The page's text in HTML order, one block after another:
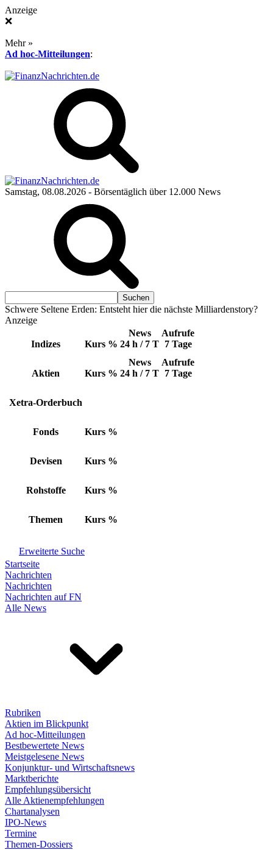
Anzeige
❌
Mehr »
Ad hoc-Mitteilungen:
Samstag, 08.08.2026 - Börsentäglich über 12.000 News
Schwere Seltene Erden: Entsteht hier die nächste Milliardenstory?
Anzeige
Indizes Kurs %
News
24 h / 7 T
Aufrufe
7 Tage
Aktien Kurs %
News
24 h / 7 T
Aufrufe
7 Tage
Xetra-Orderbuch
Fonds Kurs %
Devisen Kurs %
Rohstoffe Kurs %
Themen Kurs %
Erweiterte Suche
Startseite
Nachrichten
Nachrichten
Nachrichten auf FN
Alle News
Rubriken
Aktien im Blickpunkt
Ad hoc-Mitteilungen
Bestbewertete News
Meistgelesene News
Konjunktur- und Wirtschaftsnews
Marktberichte
Empfehlungsübersicht
Alle Aktienempfehlungen
Chartanalysen
IPO-News
Termine
Themen-Dossiers